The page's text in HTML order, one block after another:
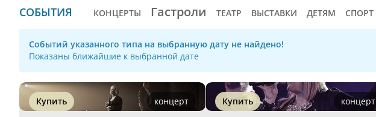
СОБЫТИЯ КОНЦЕРТЫ Гастроли ТЕАТР ВЫСТАВКИ ДЕТЯМ СПОРТ
Событий указанного типа на выбранную дату не найдено!
Показаны ближайшие к выбранной дате
Купить концерт Купить концерт